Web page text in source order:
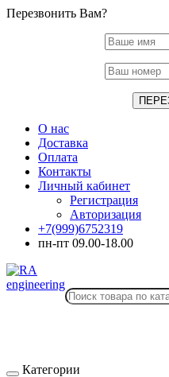
Перезвонить Вам?
О нас
Доставка
Оплата
Контакты
Личный кабинет
Регистрация
Авторизация
+7(999)6752319
пн-пт 09.00-18.00
Категории